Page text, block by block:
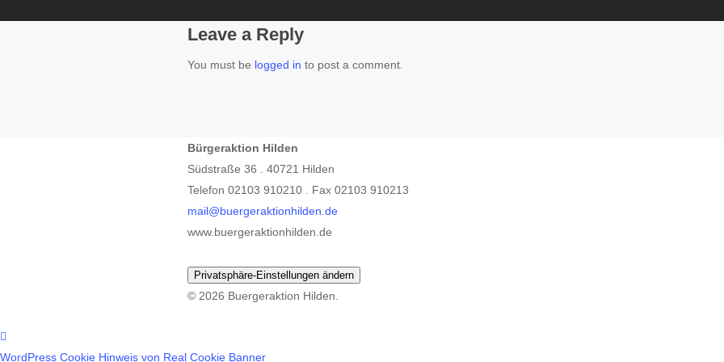
Leave a Reply
You must be logged in to post a comment.
Bürgeraktion Hilden
Südstraße 36 . 40721 Hilden
Telefon 02103 910210 . Fax 02103 910213
mail@buergeraktionhilden.de
www.buergeraktionhilden.de
Privatsphäre-Einstellungen ändern
© 2026 Buergeraktion Hilden.
WordPress Cookie Hinweis von Real Cookie Banner